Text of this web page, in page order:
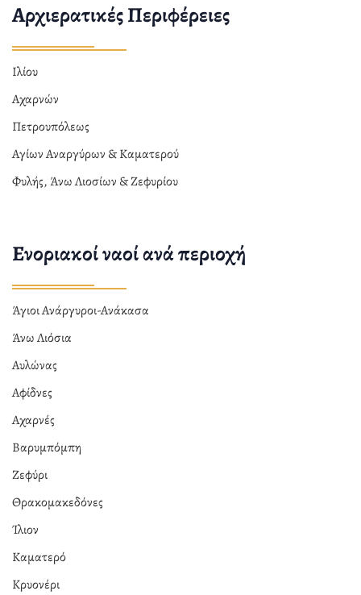
Αρχιερατικές Περιφέρειες
Ιλίου
Αχαρνών
Πετρουπόλεως
Αγίων Αναργύρων & Καματερού
Φυλής, Άνω Λιοσίων & Ζεφυρίου
Ενοριακοί ναοί ανά περιοχή
Άγιοι Ανάργυροι-Ανάκασα
Άνω Λιόσια
Αυλώνας
Αφίδνες
Αχαρνές
Βαρυμπόμπη
Ζεφύρι
Θρακομακεδόνες
Ίλιον
Καματερό
Κρυονέρι